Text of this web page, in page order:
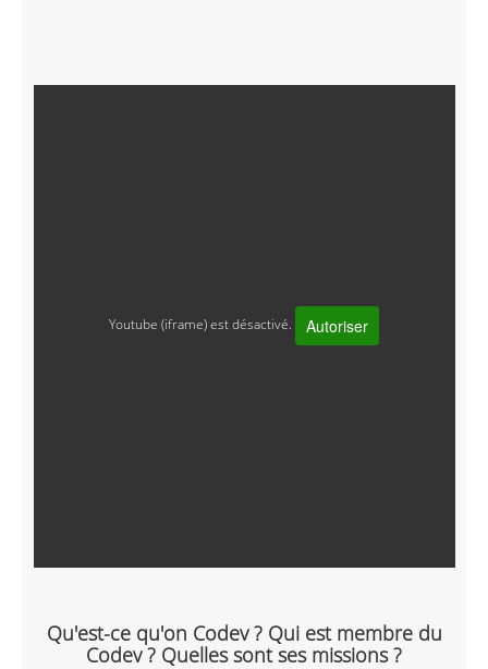
Youtube (iframe) est désactivé. Autoriser
Qu'est-ce qu'on Codev ? Qui est membre du
Codev ? Quelles sont ses missions ?